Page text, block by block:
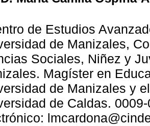
de Estudios
de Manizales,
Sociales, Niñez y
Magíster en
de Manizales y
de Caldas.